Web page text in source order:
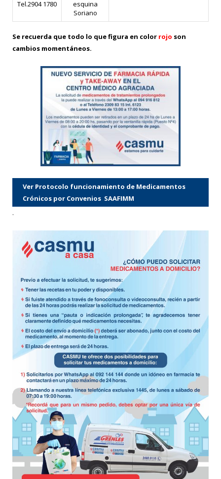
Tel.2904 1780
esquina
Soriano
Se recuerda que todo lo que figura en color rojo son
cambios momentáneos.
Ver Protocolo funcionamiento de Medicamentos
Crónicos por Convenios SAAFIMM
.